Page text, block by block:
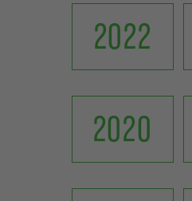
2022
2020